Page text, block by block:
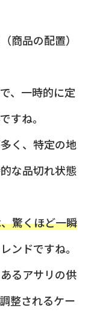
商品の配置）
、一時的に定
すね。
く、特定の地
な品切れ状態
驚くほど一瞬
ンドですね。
るアサリの供
整されるケー